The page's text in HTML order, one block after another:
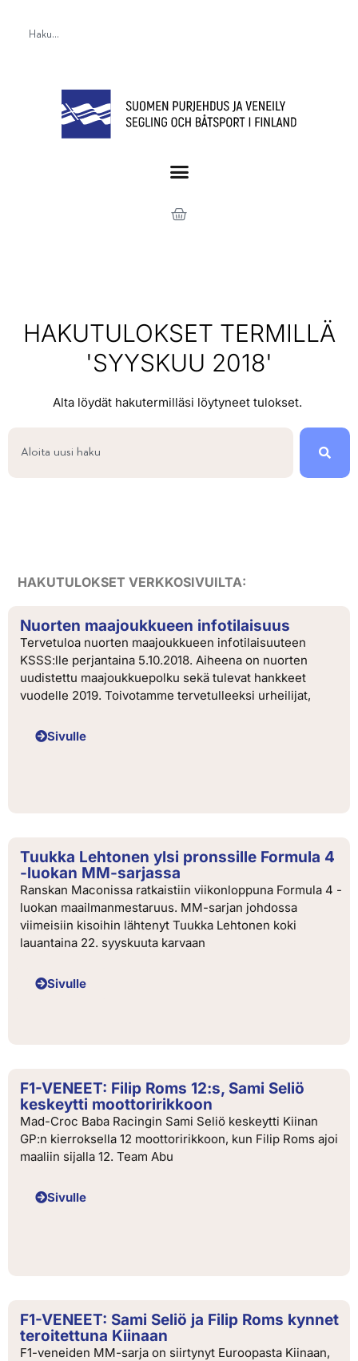
HAKUTULOKSET TERMILLÄ
'SYYSKUU 2018'
Alta löydät hakutermilläsi löytyneet tulokset.
HAKUTULOKSET VERKKOSIVUILTA:
Nuorten maajoukkueen infotilaisuus
Tervetuloa nuorten maajoukkueen infotilaisuuteen
KSSS:lle perjantaina 5.10.2018. Aiheena on nuorten
uudistettu maajoukkuepolku sekä tulevat hankkeet
vuodelle 2019. Toivotamme tervetulleeksi urheilijat,
Sivulle
Tuukka Lehtonen ylsi pronssille Formula 4
-luokan MM-sarjassa
Ranskan Maconissa ratkaistiin viikonloppuna Formula 4 -
luokan maailmanmestaruus. MM-sarjan johdossa
viimeisiin kisoihin lähtenyt Tuukka Lehtonen koki
lauantaina 22. syyskuuta karvaan
Sivulle
F1-VENEET: Filip Roms 12:s, Sami Seliö
keskeytti moottoririkkoon
Mad-Croc Baba Racingin Sami Seliö keskeytti Kiinan
GP:n kierroksella 12 moottoririkkoon, kun Filip Roms ajoi
maaliin sijalla 12. Team Abu
Sivulle
F1-VENEET: Sami Seliö ja Filip Roms kynnet
teroitettuna Kiinaan
F1-veneiden MM-sarja on siirtynyt Euroopasta Kiinaan,